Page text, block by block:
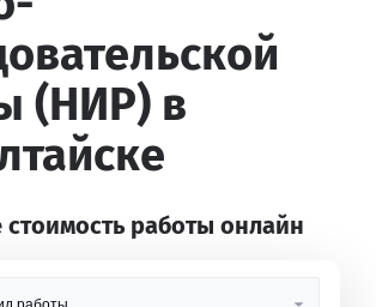
(НИР) в
стоимость работы онлайн